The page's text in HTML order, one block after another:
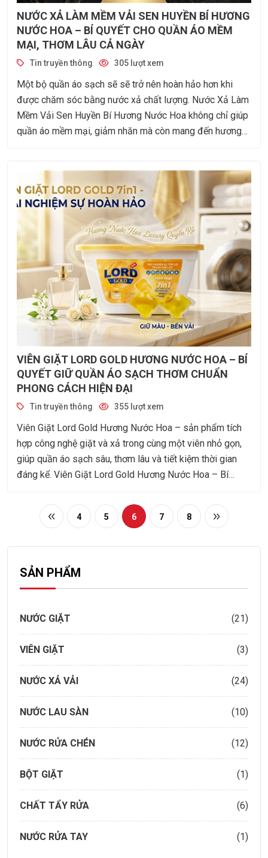
NƯỚC XẢ LÀM MỀM VẢI SEN HUYỀN BÍ HƯƠNG
NƯỚC HOA – BÍ QUYẾT CHO QUẦN ÁO MỀM
MẠI, THƠM LÂU CẢ NGÀY
Tin truyền thông 305 lượt xem
Một bộ quần áo sạch sẽ sẽ trở nên hoàn hảo hơn khi
được chăm sóc bằng nước xả chất lượng. Nước Xả Làm
Mềm Vải Sen Huyền Bí Hương Nước Hoa không chỉ giúp
quần áo mềm mại, giảm nhăn mà còn mang đến hương
VIÊN GIẶT LORD GOLD HƯƠNG NƯỚC HOA – BÍ
QUYẾT GIỮ QUẦN ÁO SẠCH THƠM CHUẨN
PHONG CÁCH HIỆN ĐẠI
Tin truyền thông 355 lượt xem
Viên Giặt Lord Gold Hương Nước Hoa – sản phẩm tích
hợp công nghệ giặt và xả trong cùng một viên nhỏ gọn,
giúp quần áo sạch sâu, thơm lâu và tiết kiệm thời gian
đáng kể. Viên Giặt Lord Gold Hương Nước Hoa – Bí
4 5 6 7 8
SẢN PHẨM
NƯỚC GIẶT (21)
VIÊN GIẶT (3)
NƯỚC XẢ VẢI (24)
NƯỚC LAU SÀN (10)
NƯỚC RỬA CHÉN (12)
BỘT GIẶT (1)
CHẤT TẨY RỬA (6)
NƯỚC RỬA TAY (1)